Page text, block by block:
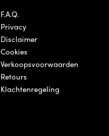
F.A.Q.
Privacy
Disclaimer
Cookies
Verkoopsvoorwaarden
Retours
Klachtenregeling